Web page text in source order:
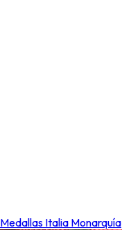
Medallas Italia Monarquía